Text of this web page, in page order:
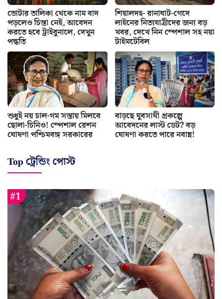
ভোটার তালিকা থেকে নাম বাদ
পড়লেও চিন্তা নেই, আবেদন
করতে হবে ট্রাইবুনালে, দেখুন
পদ্ধতি
শিয়ালদহ- রানাঘাট-গেদে
লাইনের নিত্যযাত্রীদের জন্য বড়
খবর, দেখে নিন স্পেশাল সহ নয়া
টাইমটেবিল
শুধুই নয় চাল-গম সস্তায় মিলবে
ছোলা-চিনিও! স্পেশাল রেশন
ঘোষণা পশ্চিমবঙ্গ সরকারের
বাড়ছে যুবসাথী প্রকল্পে
আবেদনের লাস্ট ডেট? বড়
ঘোষণা করতে পারে নবান্ন!
Top ট্রেন্ডিং পোস্ট